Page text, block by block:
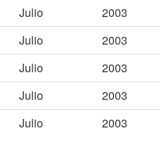
Julio
2003
Julio
2003
Julio
2003
Julio
2003
Julio 2003